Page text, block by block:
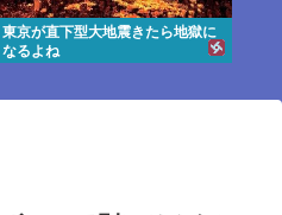
東京が直下型大地震きたら地獄に
なるよね